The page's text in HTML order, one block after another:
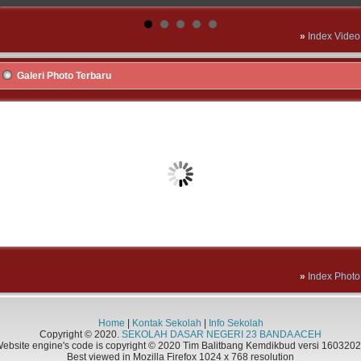
» Index Video
Galeri Photo Terbaru
» Index Photo
Home Kontak Sekolah
Info Sekolah
Copyright © 2020. SEKOLAH DASAR NEGERI 23 BANDA ACEH
engine's code is copyright © 2020 Tim Balitbang Kemdikbud versi
Best viewed in Mozilla Firefox 1024 x 768 resolution